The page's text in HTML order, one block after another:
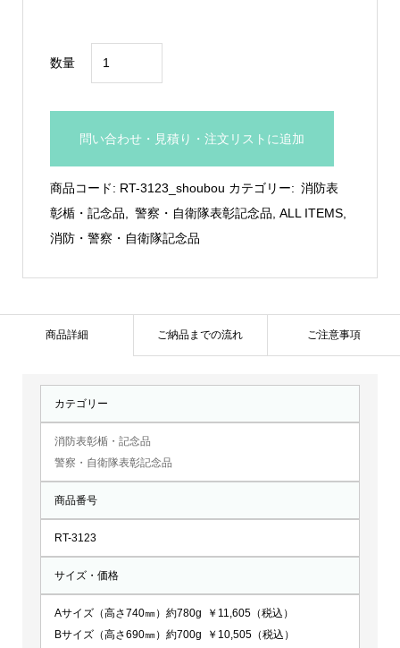
数量
防・
察・
隊
マ
ク
フ
ー：
RT-
3123
個
問い合わせ・見積り・注文リストに追加
商品コード: RT-3123_shoubou カテゴリー: 消防表
彰楯・記念品
警察・自衛隊表彰記念品 ALL ITEMS,
消防・警察・自衛隊記念品
商品詳細 ご納品までの流れ ご注意事項
カテゴリー
消防表彰楯・記念品
警察・自衛隊表彰記念品
商品番号
RT-3123
サイズ・価格
Aサイズ（高さ740㎜）約780g ￥11,605（税込）
Bサイズ（高さ690㎜）約700g ￥10,505（税込）